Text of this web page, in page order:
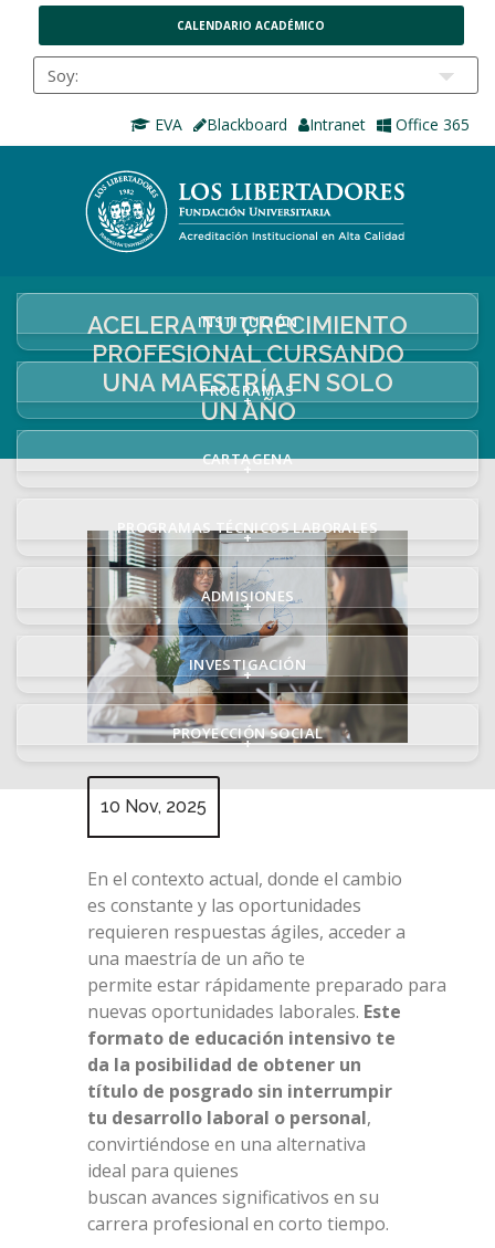
CALENDARIO ACADÉMICO
EVA Blackboard Intranet Office 365
INSTITUCIÓN
+
PROGRAMAS
+
CARTAGENA
+
PROGRAMAS TÉCNICOS LABORALES
+
ADMISIONES
+
INVESTIGACIÓN
+
PROYECCIÓN SOCIAL
+
ACELERA TU CRECIMIENTO
PROFESIONAL CURSANDO
UNA MAESTRÍA EN SOLO
UN AÑO
10 Nov, 2025
En el contexto actual, donde el cambio
es constante y las oportunidades
requieren respuestas ágiles, acceder a
una maestría de un año te
permite estar rápidamente preparado para
nuevas oportunidades laborales. Este
formato de educación intensivo te
da la posibilidad de obtener un
título de posgrado sin interrumpir
tu desarrollo laboral o personal,
convirtiéndose en una alternativa
ideal para quienes
buscan avances significativos en su
carrera profesional en corto tiempo.